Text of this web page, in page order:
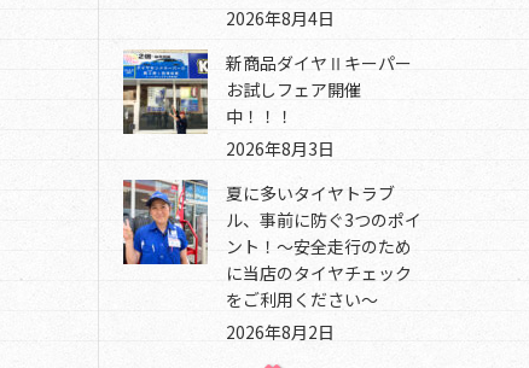
2026年8月4日
新商品ダイヤⅡキーパー
お試しフェア開催
中！！！
2026年8月3日
夏に多いタイヤトラブ
ル、事前に防ぐ3つのポイ
ント！～安全走行のため
に当店のタイヤチェック
をご利用ください～
2026年8月2日